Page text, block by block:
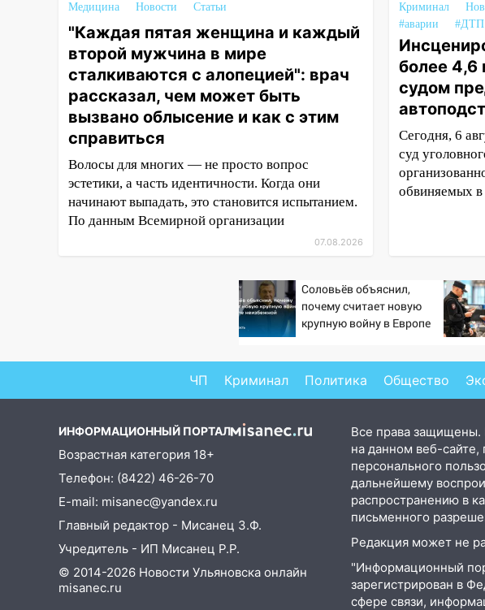
16:12
В Ульяновском
госуниверситете разработают
отечественный прибор для
цифровой ПЦР
15:47 Ульяновцы могут
вернуть деньги за абонементы
закрывшегося фитнес-клуба
15:34 После вмешательства
прокуратуры в селах
Ульяновской области привели
капремонт школы в селе
В Кузоватово после
пешеходных переходах
Ульяновске запретили
остановку автомобилей на 50-
метровом участке
14:22 В Новом городе 8 августа
пройдет большой фестиваль
«Наше время» с
мотофристайлом и концертом
«Мураками»
Медицина Новости Статьи
"Каждая пятая женщина и каждый
второй мужчина в мире
сталкиваются с алопецией": врач
рассказал, чем может быть
вызвано облысение и как с этим
справиться
Волосы для многих — не просто вопрос
эстетики, а часть идентичности. Когда они
начинают выпадать, это становится испытанием.
По данным Всемирной организации
07.08.2026
Криминал
#аварии
#ДТП
более 4,6
судом
Сегодня, 6
суд
обвиняемых
Соловьёв объяснил,
почему считает новую
крупную войну в Европе
ЧП Криминал Политика Общество
ИНФОРМАЦИОННЫЙ ПОРТАЛ
Возрастная категория 18+
Телефон: (8422) 46-26-70
E-mail: misanec@yandex.ru
Главный редактор - Мисанец З.Ф.
Учредитель - ИП Мисанец Р.Р.
© 2014-2026 Новости Ульяновска онлайн
misanec.ru
Все права
на данном веб-сайте,
персонального
дальнейшему
распространению в
письменного
Редакция может не
"Информационный
зарегистрирован в
сфере связи,